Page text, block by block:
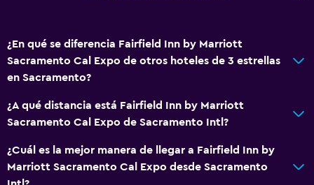
Sistema de entretenimiento
Radio
Sala de estar/TV compartida
Canales de pago
¿En qué se diferencia Fairfield Inn by Marriott
Sacramento Cal Expo de otros hoteles de 3 estrellas
en Sacramento?
¿A qué distancia está Fairfield Inn by Marriott
Sacramento Cal Expo de Sacramento Intl?
¿Cuál es la mejor manera de llegar a Fairfield Inn by
Marriott Sacramento Cal Expo desde Sacramento